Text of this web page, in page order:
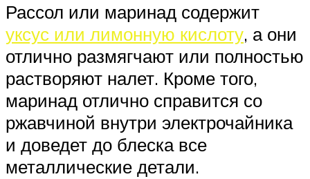
Рассол или маринад содержит
уксус или лимонную кислоту, а они
отлично размягчают или полностью
растворяют налет. Кроме того,
маринад отлично справится со
ржавчиной внутри электрочайника
и доведет до блеска все
металлические детали.